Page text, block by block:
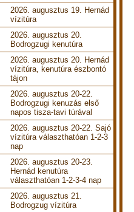
2026. augusztus 19. Hernád
vízitúra
2026. augusztus 20.
Bodrogzugi kenutúra
2026. augusztus 20. Hernád
vízitúra, kenutúra észbontó
tájon
2026. augusztus 20-22.
Bodrogzugi kenuzás első
napos tisza-tavi túrával
2026. augusztus 20-22. Sajó
vízitúra választhatóan 1-2-3
nap
2026. augusztus 20-23.
Hernád kenutúra
választhatóan 1-2-3-4 nap
2026. augusztus 21.
Bodrogzug vízitúra